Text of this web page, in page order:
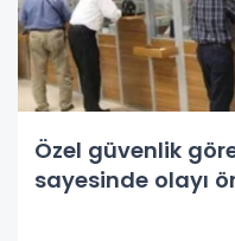
Özel güvenlik
sayesinde